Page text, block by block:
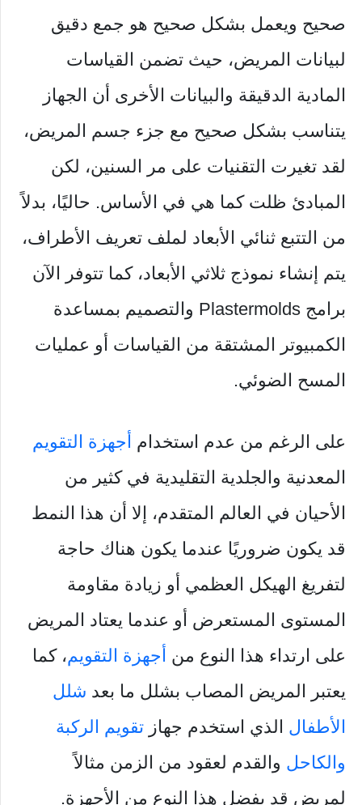
صحيح ويعمل بشكل صحيح هو جمع دقيق
لبيانات المريض، حيث تضمن القياسات
المادية الدقيقة والبيانات الأخرى أن الجهاز
يتناسب بشكل صحيح مع جزء جسم المريض،
لقد تغيرت التقنيات على مر السنين، لكن
المبادئ ظلت كما هي في الأساس. حاليًا، بدلاً
من التتبع ثنائي الأبعاد لملف تعريف الأطراف،
يتم إنشاء نموذج ثلاثي الأبعاد، كما تتوفر الآن
برامج Plastermolds والتصميم بمساعدة
الكمبيوتر المشتقة من القياسات أو عمليات
المسح الضوئي.
على الرغم من عدم استخدام أجهزة التقويم
المعدنية والجلدية التقليدية في كثير من
الأحيان في العالم المتقدم، إلا أن هذا النمط
قد يكون ضروريًا عندما يكون هناك حاجة
لتفريغ الهيكل العظمي أو زيادة مقاومة
المستوى المستعرض أو عندما يعتاد المريض
على ارتداء هذا النوع من أجهزة التقويم، كما
يعتبر المريض المصاب بشلل ما بعد شلل
الأطفال الذي استخدم جهاز تقويم الركبة
والكاحل والقدم لعقود من الزمن مثالاً
لمريض قد يفضل هذا النوع من الأجهزة.